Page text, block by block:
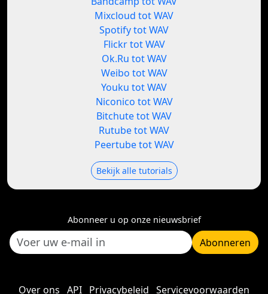
Mixcloud tot WAV
Spotify tot WAV
Flickr tot WAV
Ok.Ru tot WAV
Weibo tot WAV
Youku tot WAV
Niconico tot WAV
Bitchute tot WAV
Rutube tot WAV
Peertube tot WAV
Bekijk alle tutorials
Abonneer u op onze nieuwsbrief
Abonneren
Over ons API Privacybeleid Servicevoorwaarden